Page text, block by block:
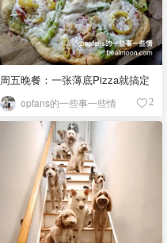
周五晚餐：一张薄底Pizza就搞定
opfans的一些事一些情 2